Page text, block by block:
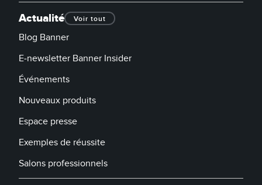
Actualité Voir tout
Blog Banner
E-newsletter Banner Insider
Événements
Nouveaux produits
Espace presse
Exemples de réussite
Salons professionnels